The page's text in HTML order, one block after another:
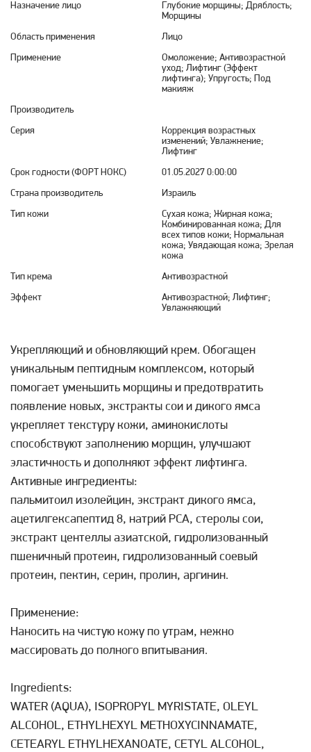
Назначение лицо
Глубокие морщины; Дряблость;
Морщины
Область применения
Лицо
Применение
Омоложение; Антивозрастной
уход; Лифтинг (Эффект
лифтинга); Упругость; Под
макияж
Производитель
Серия
Коррекция возрастных
изменений; Увлажнение;
Лифтинг
Срок годности (ФОРТ НОКС)
01.05.2027 0:00:00
Страна производитель
Израиль
Тип кожи
Сухая кожа; Жирная кожа;
Комбинированная кожа; Для
всех типов кожи; Нормальная
кожа; Увядающая кожа; Зрелая
кожа
Тип крема
Антивозрастной
Эффект
Антивозрастной; Лифтинг;
Увлажняющий
Укрепляющий и обновляющий крем. Обогащен
уникальным пептидным комплексом, который
помогает уменьшить морщины и предотвратить
появление новых, экстракты сои и дикого ямса
укрепляет текстуру кожи, аминокислоты
способствуют заполнению морщин, улучшают
эластичность и дополняют эффект лифтинга.
Активные ингредиенты:
пальмитоил изолейцин, экстракт дикого ямса,
ацетилгексапептид 8, натрий PCA, стеролы сои,
экстракт центеллы азиатской, гидролизованный
пшеничный протеин, гидролизованный соевый
протеин, пектин, серин, пролин, аргинин.
Применение:
Наносить на чистую кожу по утрам, нежно
массировать до полного впитывания.
Ingredients:
WATER (AQUA), ISOPROPYL MYRISTATE, OLEYL
ALCOHOL, ETHYLHEXYL METHOXYCINNAMATE,
CETEARYL ETHYLHEXANOATE, CETYL ALCOHOL,